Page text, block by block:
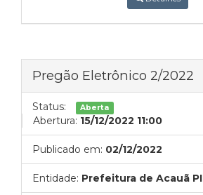
Pregão Eletrônico 2/2022
Status: Aberta
Abertura: 15/12/2022 11:00
Publicado em: 02/12/2022
Entidade: Prefeitura de Acauã PI